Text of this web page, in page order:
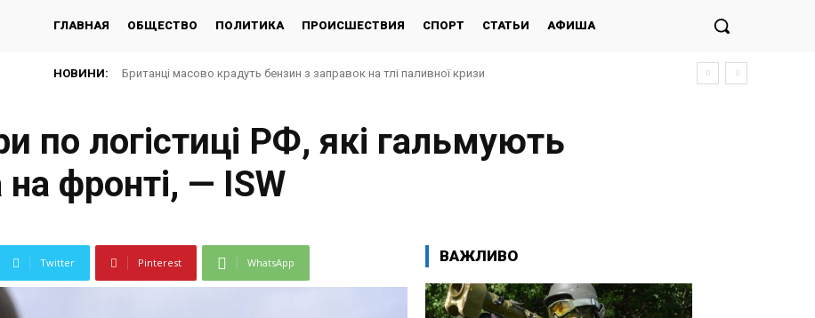
ГЛАВНАЯ ОБЩЕСТВО ПОЛИТИКА ПРОИСШЕСТВИЯ СПОРТ СТАТЬИ АФИША
НОВИНИ: Британці масово крадуть бензин з заправок на тлі паливної кризи
по логістиці РФ, які гальмують
фронті, — ISW
Twitter Pinterest WhatsApp ВАЖЛИВО